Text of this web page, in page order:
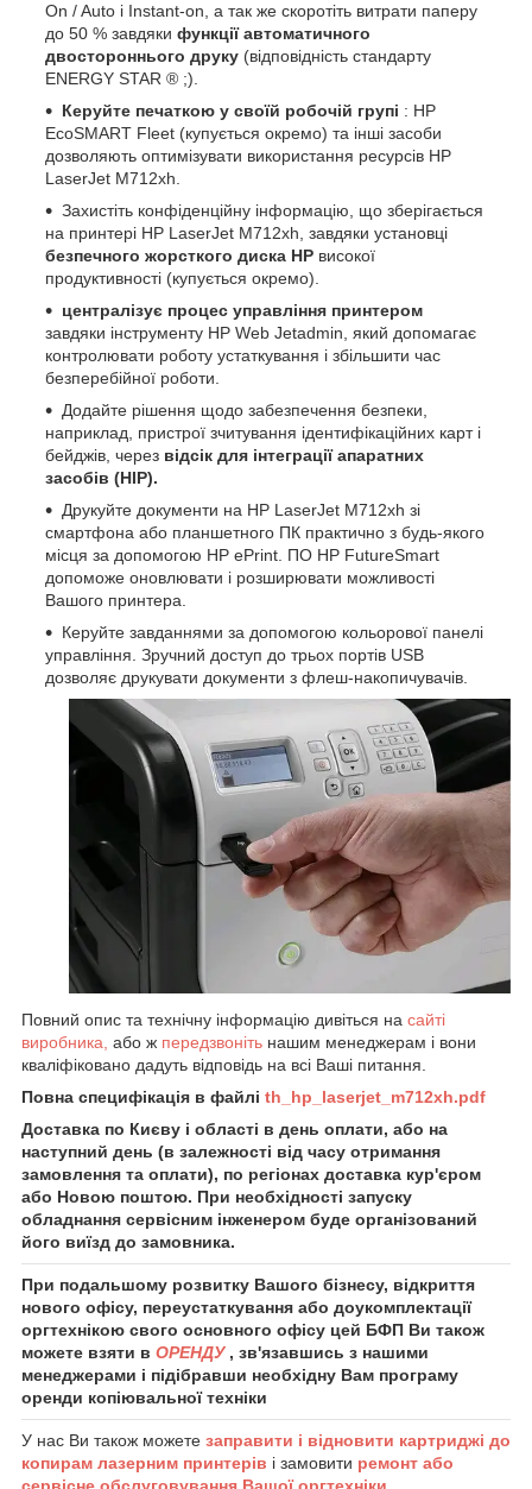
On / Auto і Instant-on, а так же скоротіть витрати паперу
до 50 % завдяки функції автоматичного
двостороннього друку (відповідність стандарту
ENERGY STAR ® ;).
Керуйте печаткою у своїй робочій групі : HP
EcoSMART Fleet (купується окремо) та інші засоби
дозволяють оптимізувати використання ресурсів HP
LaserJet M712xh.
Захистіть конфіденційну інформацію, що зберігається
на принтері HP LaserJet M712xh, завдяки установці
безпечного жорсткого диска HP високої
продуктивності (купується окремо).
централізує процес управління принтером
завдяки інструменту HP Web Jetadmin, який допомагає
контролювати роботу устаткування і збільшити час
безперебійної роботи.
Додайте рішення щодо забезпечення безпеки,
наприклад, пристрої зчитування ідентифікаційних карт і
бейджів, через відсік для інтеграції апаратних
засобів (HIP).
Друкуйте документи на HP LaserJet M712xh зі
смартфона або планшетного ПК практично з будь-якого
місця за допомогою HP ePrint. ПО HP FutureSmart
допоможе оновлювати і розширювати можливості
Вашого принтера.
Керуйте завданнями за допомогою кольорової панелі
управління. Зручний доступ до трьох портів USB
дозволяє друкувати документи з флеш-накопичувачів.
Повний опис та технічну інформацію дивіться на сайті
виробника, або ж передзвоніть нашим менеджерам і вони
кваліфіковано дадуть відповідь на всі Ваші питання.
Повна специфікація в файлі th_hp_laserjet_m712xh.pdf
Доставка по Києву і області в день оплати, або на
наступний день (в залежності від часу отримання
замовлення та оплати), по регіонах доставка кур'єром
або Новою поштою. При необхідності запуску
обладнання сервісним інженером буде організований
його виїзд до замовника.
При подальшому розвитку Вашого бізнесу, відкриття
нового офісу, переустаткування або доукомплектації
оргтехнікою свого основного офісу цей БФП Ви також
можете взяти в ОРЕНДУ , зв'язавшись з нашими
менеджерами і підібравши необхідну Вам програму
оренди копіювальної техніки
У нас Ви також можете заправити і відновити картриджі до
копирам лазерним принтерів і замовити ремонт або
сервісне обслуговування Вашої оргтехніки